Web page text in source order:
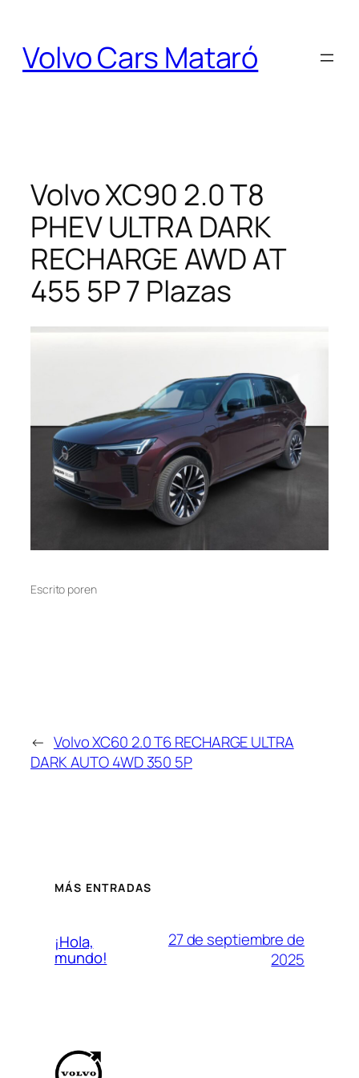
contenido
Volvo Cars Mataró
Volvo XC90 2.0 T8
PHEV ULTRA DARK
RECHARGE AWD AT
455 5P 7 Plazas
Escrito poren
← Volvo XC60 2.0 T6 RECHARGE ULTRA
DARK AUTO 4WD 350 5P
MÁS ENTRADAS
¡Hola,
mundo!
27 de septiembre de
2025